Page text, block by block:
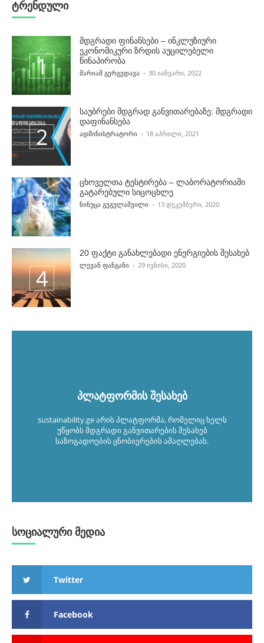
ტრენდული
მდგრადი ფინანსები – ინკლუზიური
ეკონომიკური ზრდის აუცილებელი
წინაპირობა
POSTED BY
ᲛᲐᲠᲘᲐᲛ ᲒᲔᲠᲒᲔᲓᲐᲕᲐ 30 ᲘᲐᲜᲕᲐᲠᲘ, 2022
საუბრები მდგრად განვითარებაზე: მდგრადი
დაფინანსება
POSTED BY
ᲐᲓᲛᲘᲜᲘᲡᲢᲠᲐᲢᲝᲠᲘ 18 ᲐᲞᲠᲘᲚᲘ, 2021
ცხოველთა ტესტირება – ლაბორატორიაში
გატარებული სიცოცხლე
POSTED BY
ᲜᲘᲜᲣᲪᲐ ᲒᲣᲒᲣᲚᲐᲨᲕᲘᲚᲘ 13 ᲓᲔᲙᲔᲛᲑᲔᲠᲘ, 2020
20 ფაქტი განახლებადი ენერგიების შესახებ
POSTED BY
ᲚᲔᲕᲐᲜ ᲤᲐᲜᲒᲐᲜᲘ 29 ᲘᲕᲜᲘᲡᲘ, 2020
პლატფორმის შესახებ
sustainability.ge არის პლატფორმა, რომელიც ხელს
უწყობს მდგრადი განვითარების შესახებ
საზოგადოების ცნობიერების ამაღლებას.
სოციალური მედია
Twitter
Facebook